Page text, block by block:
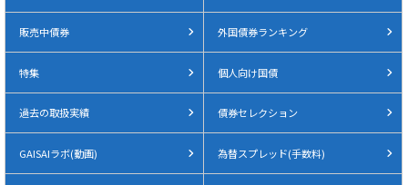
販売中債券 外国債券ランキング
特集 個人向け国債
過去の取扱実績 債券セレクション
GAISAIラボ(動画) 為替スプレッド(手数料)